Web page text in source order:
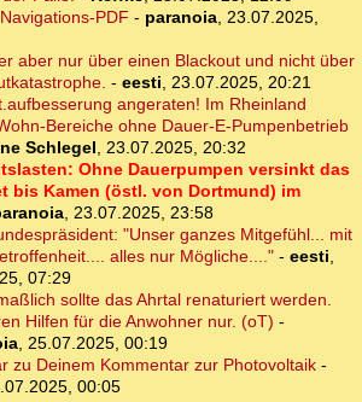
PDF - paranoia, 23.07.2025,
aber nur über einen Blackout und nicht über
- eesti, 23.07.2025, 20:21
angeraten! Im Rheinland
Bereiche ohne Dauer-E-Pumpenbetrieb
Schlegel, 23.07.2025, 20:32
Ohne Dauerpumpen versinkt das
bis Kamen (östl. von Dortmund) im
, 23.07.2025, 23:58
"Unser ganzes Mitgefühl... mit
alles nur Mögliche...." - eesti,
07:29
sollte das Ahrtal renaturiert werden.
Hilfen für die Anwohner nur. (oT) -
, 25.07.2025, 00:19
zu Deinem Kommentar zur Photovoltaik-
00:05